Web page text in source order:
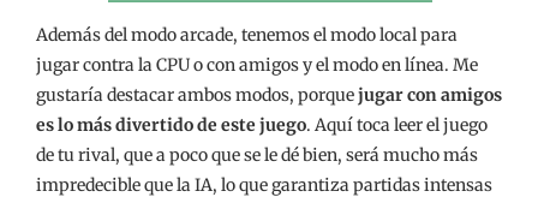
Además del modo arcade, tenemos el modo local para
jugar contra la CPU o con amigos y el modo en línea. Me
gustaría destacar ambos modos, porquejugar con amigos
es lo más divertido de este juego. Aquí toca leer el juego
de tu rival, que a poco que se le dé bien, será mucho más
impredecible que la IA, lo que garantiza partidas intensas